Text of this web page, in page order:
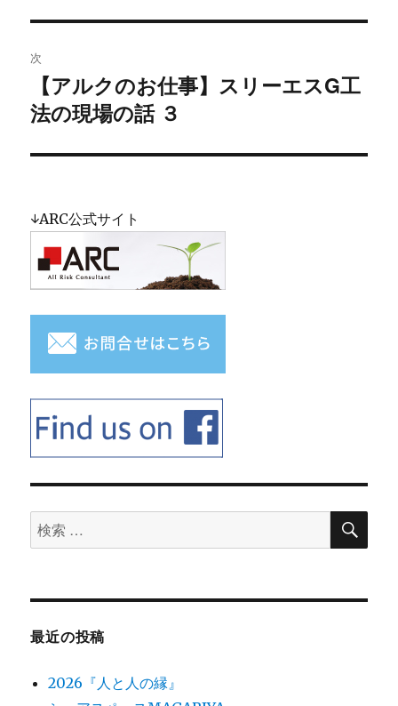
ビ
ゲ
ー
シ
ン
投
稿:
次
の
稿:
【アルクのお仕事】スリーエスG工
法の現場の話 ３
↓ARC公式サイト
検
索
象:
検
最近の投稿
2026『人と人の縁』